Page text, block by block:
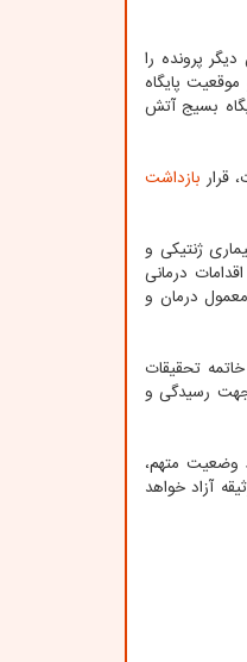
پرونده را
پایگاه
بسیج آتش
قرار بازداشت
ژنتیکی و
درمانی
درمان و
تحقیقات
جهت رسیدگی و
وضعیت متهم،
آزاد خواهد